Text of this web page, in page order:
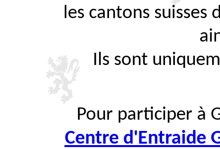
les cantons suisses
Ils sont
Pour participer à
Centre d'Entraide